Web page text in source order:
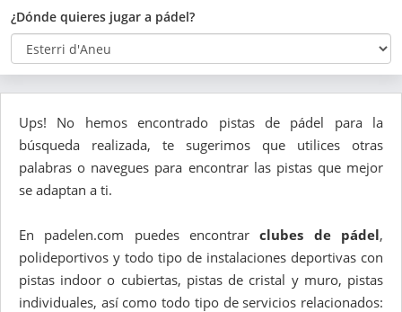
¿Dónde quieres jugar a pádel?
Ups! No hemos encontrado pistas de pádel para la
búsqueda realizada, te sugerimos que utilices otras
palabras o navegues para encontrar las pistas que mejor
se adaptan a ti.
En padelen.com puedes encontrarclubes de pádel,
polideportivos y todo tipo de instalaciones deportivas con
pistas indoor o cubiertas, pistas de cristal y muro, pistas
individuales, así como todo tipo de servicios relacionados: